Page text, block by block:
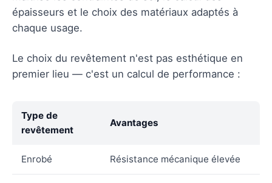
épaisseurs et le choix des matériaux adaptés à
chaque usage.
Le choix du revêtement n'est pas esthétique en
premier lieu — c'est un calcul de performance :
Type de
revêtement
Avantages
Enrobé Résistance mécanique élevée